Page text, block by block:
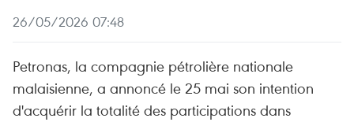
26/05/2026 07:48
Petronas, la compagnie pétrolière nationale
malaisienne, a annoncé le 25 mai son intention
d'acquérir la totalité des participations dans